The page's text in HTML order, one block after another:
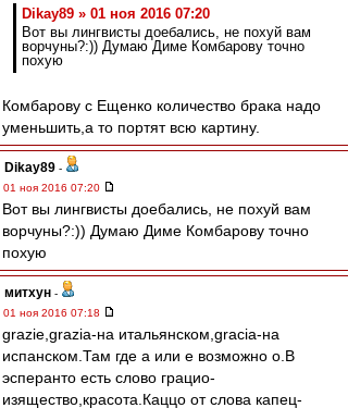
Dikay89 » 01 ноя 2016 07:20
Вот вы лингвисты доебались, не похуй вам
ворчуны?:)) Думаю Диме Комбарову точно
похую
Комбарову с Ещенко количество брака надо
уменьшить,а то портят всю картину.
Dikay89 -
01 ноя 2016 07:20
Вот вы лингвисты доебались, не похуй вам
ворчуны?:)) Думаю Диме Комбарову точно
похую
митхун -
01 ноя 2016 07:18
grazie,grazia-на итальянском,gracia-на
испанском.Там где а или е возможно о.В
эсперанто есть слово грацио-
изящество,красота.Каццо от слова капец-